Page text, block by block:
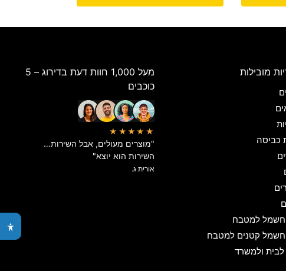
מובילות
כביסה
חשמל למטבח
חשמל קטנים למטבח
לבית ולמשרד
מעל 1,000 חוות דעת בדירוג – 5
כוכבים
★★★★★
"מוצרים מעולים, אבל השירות…
השירות הוא יוצא"
אורית ג.